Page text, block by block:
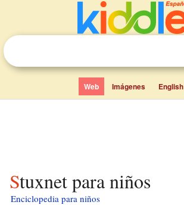
Web Imágenes English
Stuxnet para niños
Enciclopedia para niños